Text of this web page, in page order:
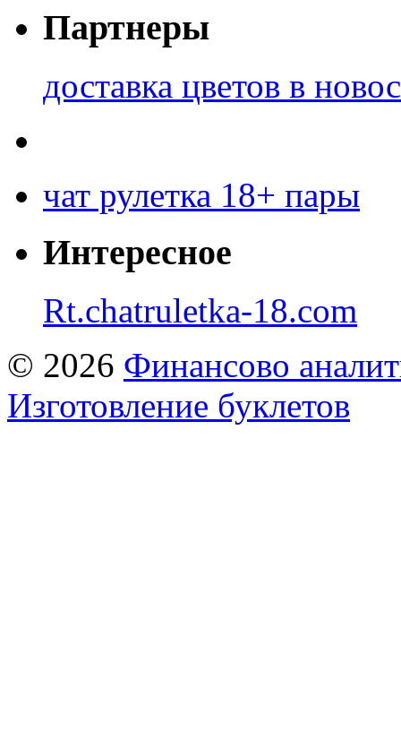
Партнеры
доставка цветов в
чат рулетка 18+ пары
Интересное
Rt.chatruletka-18.com
© 2026 Финансово
Изготовление буклетов